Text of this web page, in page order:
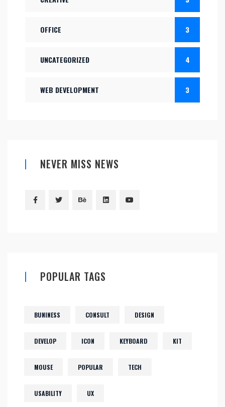
OFFICE 3
UNCATEGORIZED 4
WEB DEVELOPMENT 3
NEVER MISS NEWS
POPULAR TAGS
BUNINESS CONSULT DESIGN
DEVELOP ICON KEYBOARD KIT
MOUSE POPULAR TECH
USABILITY UX